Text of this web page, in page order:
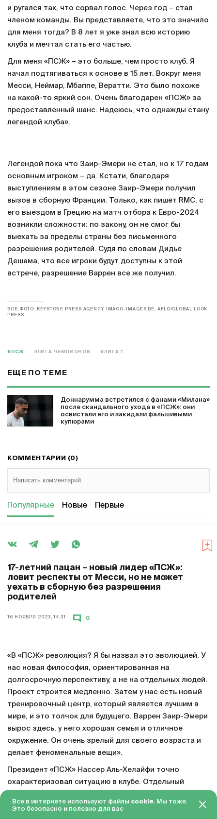
и ругался так, что сорвал голос. Через год – стал
членом команды. Вы представляете, что это значило
для меня тогда? В 8 лет я уже знал всю историю
клуба и мечтал стать его частью.
Для меня «ПСЖ» – это больше, чем просто клуб. Я
начал подтягиваться к основе в 15 лет. Вокруг меня
Месси, Неймар, Мбаппе, Вератти. Это было похоже
на какой-то яркий сон. Очень благодарен «ПСЖ» за
предоставленный шанс. Надеюсь, что однажды стану
легендой клуба».
Легендой пока что Заир-Эмери не стал, но к 17 годам
основным игроком – да. Кстати, благодаря
выступлениям в этом сезоне Заир-Эмери получил
вызов в сборную Франции. Только, как пишет RMC, с
его выездом в Грецию на матч отбора к Евро-2024
возникли сложности: по закону, он не смог бы
выехать за пределы страны без письменного
разрешения родителей. Судя по словам Дидье
Дешама, что все игроки будут доступны к этой
встрече, разрешение Варрен все же получил.
ВСЕ ФОТО: KEYSTONE PRESS AGENCY, IMAGO-IMAGES.DE, AFLO/GLOBAL LOOK
PRESS
#ПСЖ #ЛИГА ЧЕМПИОНОВ #ЛИГА 1
ЕЩЕ ПО ТЕМЕ
Доннарумма встретился с фанами «Милана»
после скандального ухода в «ПСЖ»: они
освистали его и закидали фальшивыми
купюрами
КОММЕНТАРИИ (0)
Популярные Новые Первые
17-летний пацан – новый лидер «ПСЖ»:
ловит респекты от Месси, но не может
уехать в сборную без разрешения
родителей
16 НОЯБРЯ 2023, 14:31 0
«В «ПСЖ» революция? Я бы назвал это эволюцией. У
нас новая философия, ориентированная на
долгосрочную перспективу, а не на отдельных людей.
Проект строится медленно. Затем у нас есть новый
тренировочный центр, который является лучшим в
мире, и это толчок для будущего. Варрен Заир-Эмери
вырос здесь, у него хорошая семья и отличное
окружение. Он очень зрелый для своего возраста и
делает феноменальные вещи».
Президент «ПСЖ» Нассер Аль-Хелайфи точно
охарактеризовал ситуацию в клубе. Отдельный
Заира-Эмери. 17-летний парень стал основным
Все в интернете используют файлы cookie. Мы тоже.
Это безопасно и полезно для вас